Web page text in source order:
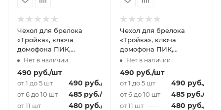
Чехол для брелока
«Тройка», ключа
домофона ПИК,
«Подорожник»
малиновый
Нет в наличии
490 руб./шт
от 1 до 5 шт 490 руб./шт
от 6 до 10 шт 485 руб./шт
от 11 шт 480 руб./шт
Чехол для брелока
«Тройка», ключа
домофона ПИК,
«Подорожник»
оранжевый
Нет в наличии
490 руб./шт
от 1 до 5 шт 490 руб./шт
от 6 до 10 шт 485руб./шт
от 11 шт 480 руб./шт